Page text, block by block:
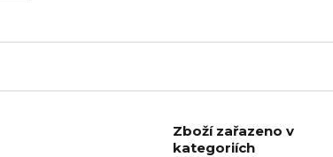
Zboží zařazeno v
kategoriích